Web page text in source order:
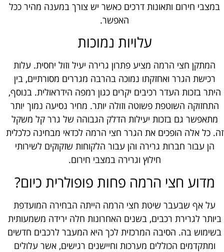
במצבי חירום ותאונות דרכים כאשר יש צורך במענה מהיר ככל
האפשר.
עלויות נמוכות
המתקן חצי הרמה מציע פתרון גרירה יעיל וזול יחסית. עלות
רכישת הגרר ואחזקתו נמוכה בהרבה מגררים מסורתיים, בין
היתר בזכות העדר רכיבים יקרים כגון רמפה הידראולית. בנוסף,
התחזוקה השוטפת פשוטה וזולה יותר. מחיר נסיעה נמוך יותר
מתאפשר גם בזכות יעילות הדלק הגבוהה של גרר קל משקל
זה. כל אלה הופכים את הגרר חצי הרמה לכדאי מבחינה כלכלית
הן עבור חברות גרירה והן עבור הלקוחות שזקוקים לשירותי
חילוץ וגרירה במצבי חירום.
מדוע חצי הרמה פחות פופולרית כיום?
על אף שבעבר שיטת חצי הרמה הייתה הבחירה המועדפת
ביותר לגרירת רכבים, בשנים האחרונות חלה ירידה משמעותית
בשימוש בה. הסיבה המרכזית לכך היא המעבר לרכבים חדשים
ומתקדמים הכוללים מערכות וחיישנים רגישים, אשר עלולים